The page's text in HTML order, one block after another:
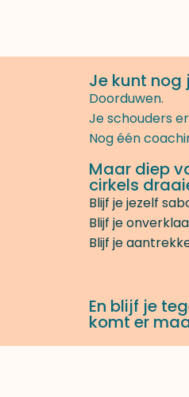
Je kunt nog
Doorduwen.
Je schouders
Nog één
Maar diep
cirkels
Blijf je jezelf
Blijf je
Blijf je
En blijf je
komt er